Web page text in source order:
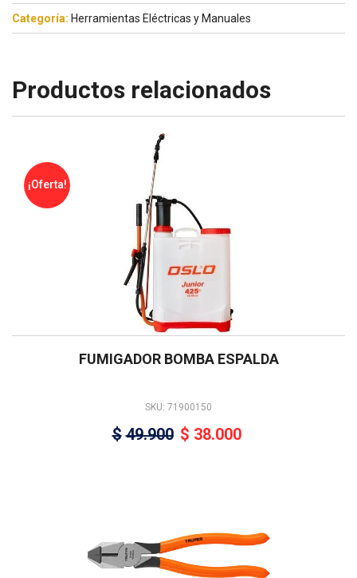
Categoría: Herramientas Eléctricas y Manuales
Productos relacionados
¡Oferta!
FUMIGADOR BOMBA ESPALDA
SKU: 71900150
$ 49.900 $ 38.000